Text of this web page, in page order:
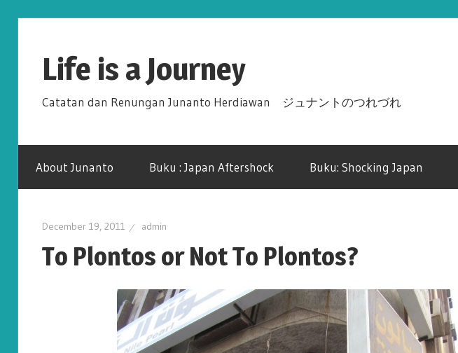
contentLife is a Journey
Catatan dan Renungan Junanto Herdiawan ジュナントのつれづれ
About Junanto Buku : Japan Aftershock Buku: Shocking Japan
December 19, 2011 admin
To Plontos or Not To Plontos?